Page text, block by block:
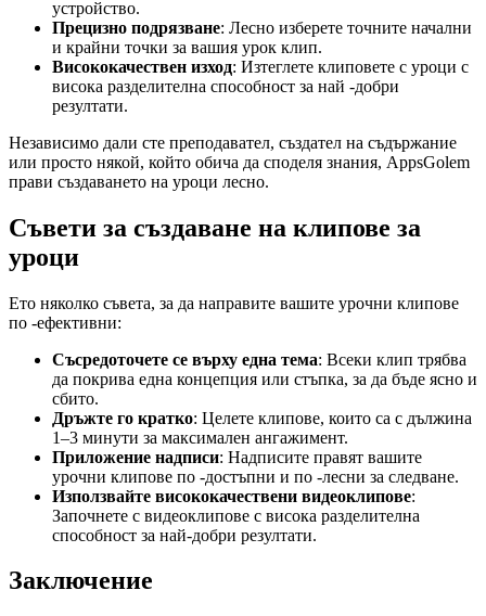
устройство.
Прецизно подрязване: Лесно изберете точните начални
и крайни точки за вашия урок клип.
Висококачествен изход: Изтеглете клиповете с уроци с
висока разделителна способност за най -добри
резултати.
Независимо дали сте преподавател, създател на съдържание
или просто някой, който обича да споделя знания, AppsGolem
прави създаването на уроци лесно.
Съвети за създаване на клипове за
уроци
Ето няколко съвета, за да направите вашите урочни клипове
по -ефективни:
Съсредоточете се върху една тема: Всеки клип трябва
да покрива една концепция или стъпка, за да бъде ясно и
сбито.
Дръжте го кратко: Целете клипове, които са с дължина
1–3 минути за максимален ангажимент.
Приложение надписи: Надписите правят вашите
урочни клипове по -достъпни и по -лесни за следване.
Използвайте висококачествени видеоклипове:
Започнете с видеоклипове с висока разделителна
способност за най-добри резултати.
Заключение